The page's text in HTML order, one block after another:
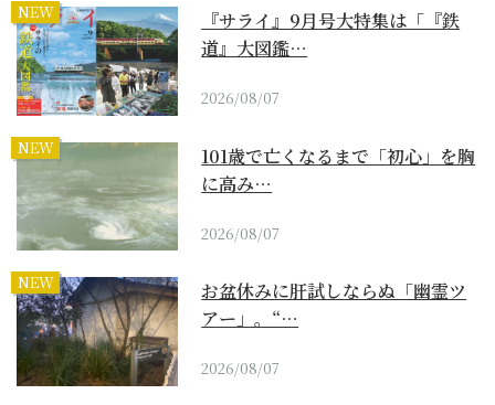
NEW
『サライ』9月号大特集は「『鉄
道』大図鑑…
2026/08/07
NEW
101歳で亡くなるまで「初心」を胸
に高み…
2026/08/07
NEW
お盆休みに肝試しならぬ「幽霊ツ
アー」。“…
2026/08/07